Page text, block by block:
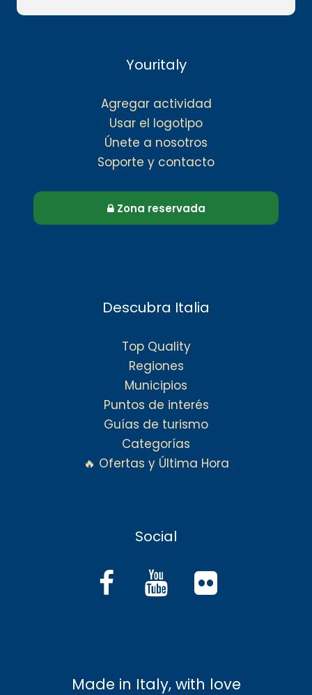
Youritaly
Agregar actividad
Usar el logotipo
Únete a nosotros
Soporte y contacto
Zona reservada
Descubra Italia
Top Quality
Regiones
Municipios
Puntos de interés
Guías de turismo
Categorías
🔥 Ofertas y Última Hora
Social
Made in Italy, with love